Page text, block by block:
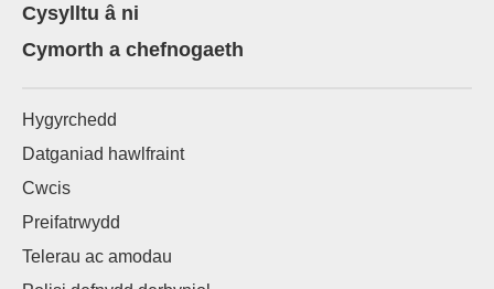
Cysylltu â ni
Cymorth a chefnogaeth
Hygyrchedd
Datganiad hawlfraint
Cwcis
Preifatrwydd
Telerau ac amodau